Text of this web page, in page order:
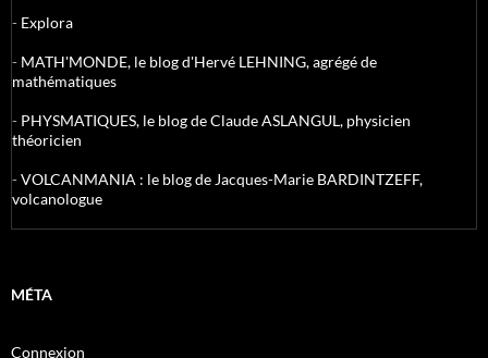
- Explora
- MATH'MONDE, le blog d'Hervé LEHNING, agrégé de
mathématiques
- PHYSMATIQUES, le blog de Claude ASLANGUL, physicien
théoricien
-VOLCANMANIA : le blog de Jacques-Marie BARDINTZEFF,
volcanologue
MÉTA
Connexion